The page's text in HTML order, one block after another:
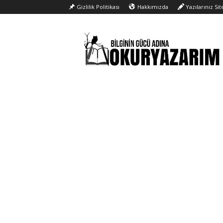
Gizlilik Politikası Hakkımızda Yazılarınız
Yazarım